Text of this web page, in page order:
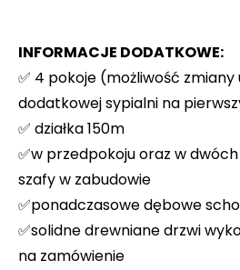
INFORMACJE DODATKOWE:
✅ 4 pokoje (możliwość zmiany
dodatkowej sypialni na
✅ działka 150m
✅w przedpokoju oraz w
szafy w zabudowie
✅ponadczasowe dębowe
✅solidne drewniane drzwi
na zamówienie